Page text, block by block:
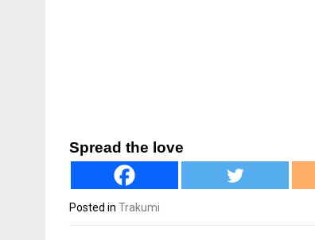
Spread the love
Posted in Trakumi